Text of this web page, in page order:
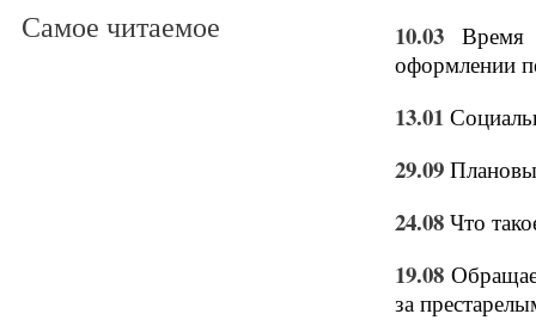
Самое читаемое 10.03
Время
оформлении
13.01
29.09
24.08 Что
19.08
за